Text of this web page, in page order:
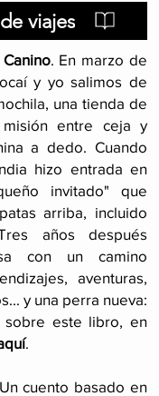
viajes
. En marzo de
y yo salimos de
una tienda de
entre ceja y
a dedo. Cuando
hizo entrada en
invitado" que
arriba, incluido
años después
con un camino
aventuras,
y una perra nueva:
sobre este libro, en
.
cuento basado en